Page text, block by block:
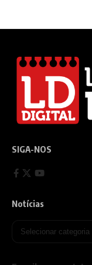
SIGA-NOS
Notícias